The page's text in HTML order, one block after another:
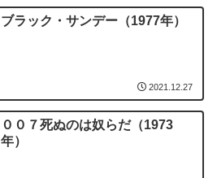
ブラック・サンデー（1977年）
2021.12.27
００７死ぬのは奴らだ（1973
年）